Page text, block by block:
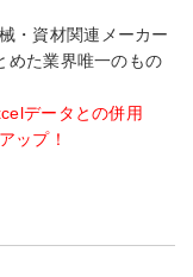
・資材関連メーカー
めた業界唯一のもの
データとの併用
ップ！